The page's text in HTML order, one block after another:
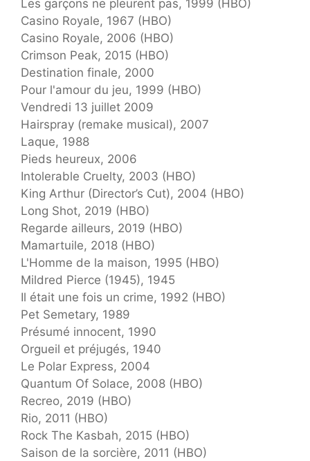
Les garçons ne pleurent pas, 1999 (HBO)
Casino Royale, 1967 (HBO)
Casino Royale, 2006 (HBO)
Crimson Peak, 2015 (HBO)
Destination finale, 2000
Pour l'amour du jeu, 1999 (HBO)
Vendredi 13 juillet 2009
Hairspray (remake musical), 2007
Laque, 1988
Pieds heureux, 2006
Intolerable Cruelty, 2003 (HBO)
King Arthur (Director’s Cut), 2004 (HBO)
Long Shot, 2019 (HBO)
Regarde ailleurs, 2019 (HBO)
Mamartuile, 2018 (HBO)
L'Homme de la maison, 1995 (HBO)
Mildred Pierce (1945), 1945
Il était une fois un crime, 1992 (HBO)
Pet Semetary, 1989
Présumé innocent, 1990
Orgueil et préjugés, 1940
Le Polar Express, 2004
Quantum Of Solace, 2008 (HBO)
Recreo, 2019 (HBO)
Rio, 2011 (HBO)
Rock The Kasbah, 2015 (HBO)
Saison de la sorcière, 2011 (HBO)